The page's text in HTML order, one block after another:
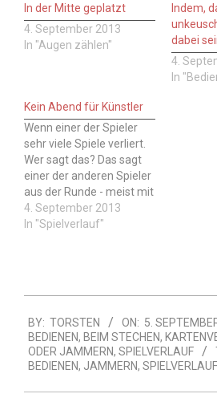
In der Mitte geplatzt
4. September 2013
In "Augen zählen"
Indem,
dabei
4.
In
Kein Abend für Künstler
Wenn einer der Spieler
sehr viele Spiele verliert.
Wer sagt das? Das sagt
einer der anderen Spieler
aus der Runde - meist mit
einem süffisanten
Unterton. Hinweis: Wie
werden. Wie kann…
4. September 2013
In "Spielverlauf"
09-
05
BY: TORSTEN ON: 5.
BEDIENEN, BEIM STECHEN,
ODER JAMMERN, SPIELVERLAUF
BEDIENEN, JAMMERN, SPIELVERLAUF